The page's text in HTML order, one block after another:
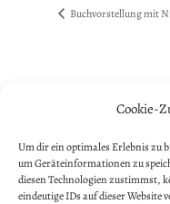
Cookie-
Um dir ein optimales Erlebnis zu
um Geräteinformationen zu
diesen Technologien zustimmst,
eindeutige IDs auf dieser
Buchvorstellung mit
Vorname